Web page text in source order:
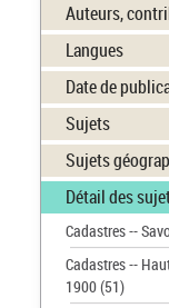
Auteurs,
Langues
Date de
Sujets
Sujets
Détail des
Cadastres --
Cadastres --
1900(51)